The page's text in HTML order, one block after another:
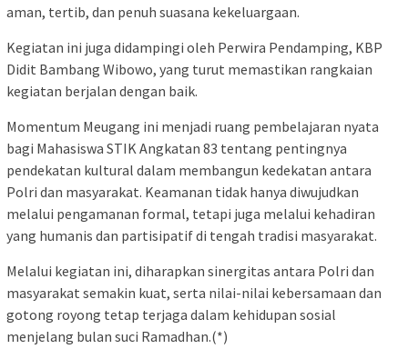
aman, tertib, dan penuh suasana kekeluargaan.
Kegiatan ini juga didampingi oleh Perwira Pendamping, KBP
Didit Bambang Wibowo, yang turut memastikan rangkaian
kegiatan berjalan dengan baik.
Momentum Meugang ini menjadi ruang pembelajaran nyata
bagi Mahasiswa STIK Angkatan 83 tentang pentingnya
pendekatan kultural dalam membangun kedekatan antara
Polri dan masyarakat. Keamanan tidak hanya diwujudkan
melalui pengamanan formal, tetapi juga melalui kehadiran
yang humanis dan partisipatif di tengah tradisi masyarakat.
Melalui kegiatan ini, diharapkan sinergitas antara Polri dan
masyarakat semakin kuat, serta nilai-nilai kebersamaan dan
gotong royong tetap terjaga dalam kehidupan sosial
menjelang bulan suci Ramadhan.(*)